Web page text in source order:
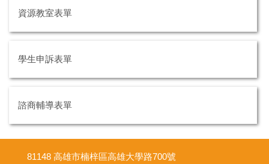
資源教室表單
學生申訴表單
諮商輔導表單
81148 高雄市楠梓區高雄大學路700號